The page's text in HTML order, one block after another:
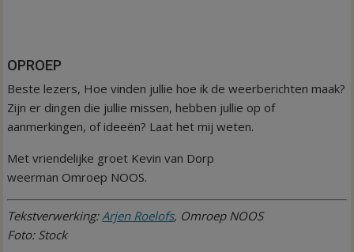
OPROEP
Beste lezers, Hoe vinden jullie hoe ik de weerberichten maak?
Zijn er dingen die jullie missen, hebben jullie op of
aanmerkingen, of ideeën? Laat het mij weten.
Met vriendelijke groet Kevin van Dorp
weerman Omroep NOOS.
Tekstverwerking:Arjen Roelofs, Omroep NOOS
Foto: Stock